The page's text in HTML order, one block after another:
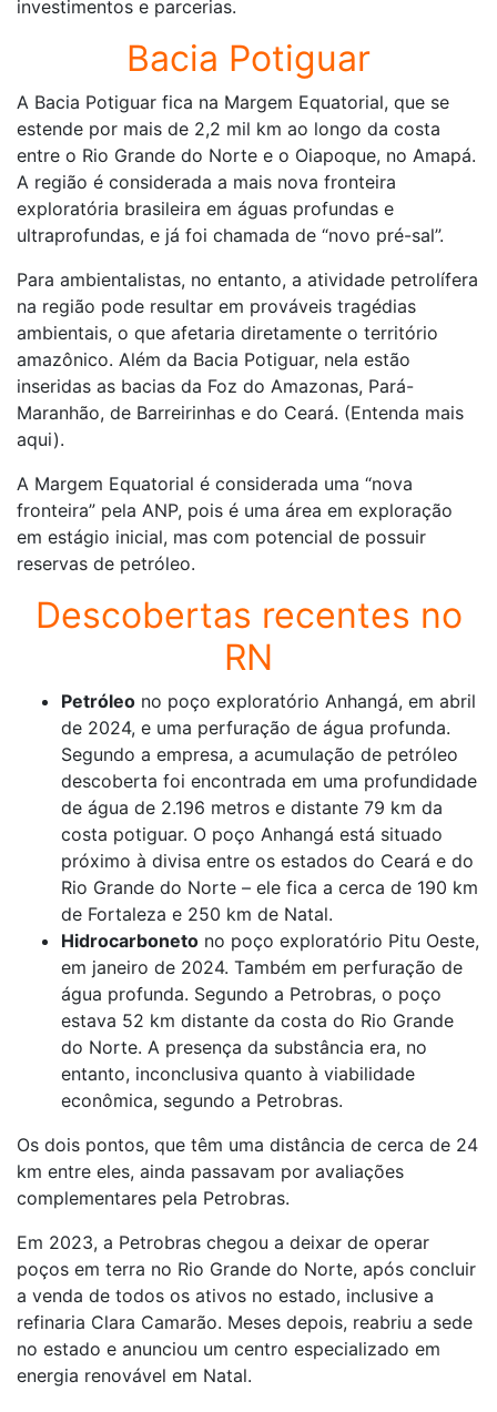
investimentos e parcerias.
Bacia Potiguar
A Bacia Potiguar fica na Margem Equatorial, que se
estende por mais de 2,2 mil km ao longo da costa
entre o Rio Grande do Norte e o Oiapoque, no Amapá.
A região é considerada a mais nova fronteira
exploratória brasileira em águas profundas e
ultraprofundas, e já foi chamada de “novo pré-sal”.
Para ambientalistas, no entanto, a atividade petrolífera
na região pode resultar em prováveis tragédias
ambientais, o que afetaria diretamente o território
amazônico. Além da Bacia Potiguar, nela estão
inseridas as bacias da Foz do Amazonas, Pará-
Maranhão, de Barreirinhas e do Ceará. (Entenda mais
aqui).
A Margem Equatorial é considerada uma “nova
fronteira” pela ANP, pois é uma área em exploração
em estágio inicial, mas com potencial de possuir
reservas de petróleo.
Descobertas recentes no
RN
Petróleo no poço exploratório Anhangá, em abril
de 2024, e uma perfuração de água profunda.
Segundo a empresa, a acumulação de petróleo
descoberta foi encontrada em uma profundidade
de água de 2.196 metros e distante 79 km da
costa potiguar. O poço Anhangá está situado
próximo à divisa entre os estados do Ceará e do
Rio Grande do Norte – ele fica a cerca de 190 km
de Fortaleza e 250 km de Natal.
Hidrocarboneto no poço exploratório Pitu Oeste,
em janeiro de 2024. Também em perfuração de
água profunda. Segundo a Petrobras, o poço
estava 52 km distante da costa do Rio Grande
do Norte. A presença da substância era, no
entanto, inconclusiva quanto à viabilidade
econômica, segundo a Petrobras.
Os dois pontos, que têm uma distância de cerca de 24
km entre eles, ainda passavam por avaliações
complementares pela Petrobras.
Em 2023, a Petrobras chegou a deixar de operar
poços em terra no Rio Grande do Norte, após concluir
a venda de todos os ativos no estado, inclusive a
refinaria Clara Camarão. Meses depois, reabriu a sede
no estado e anunciou um centro especializado em
energia renovável em Natal.